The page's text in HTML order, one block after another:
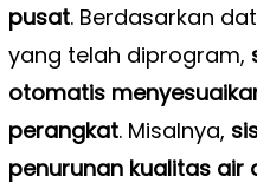
pusat. Berdasarkan
yang telah diprogram,
otomatis
perangkat. Misalnya,
penurunan kualitas